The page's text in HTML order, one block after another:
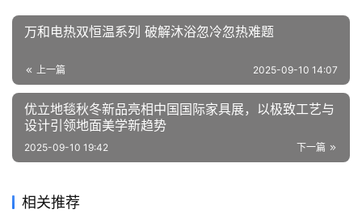
万和电热双恒温系列 破解沐浴忽冷忽热难题
上一篇 2025-09-10 14:07
​优立地毯秋冬新品亮相中国国际家具展，以极致工艺与
设计引领地面美学新趋势
下一篇
2025-09-10 19:42
相关推荐